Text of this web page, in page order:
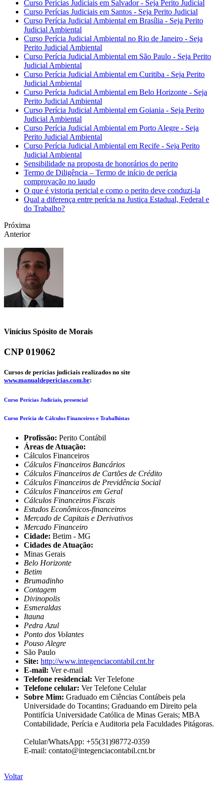
Curso Perícias Judiciais em Salvador - Seja Perito Judicial
Curso Perícias Judiciais em Santos - Seja Perito Judicial
Curso Perícia Judicial Ambiental em Brasília - Seja Perito
Judicial Ambiental
Curso Perícia Judicial Ambiental no Rio de Janeiro - Seja
Perito Judicial Ambiental
Curso Perícia Judicial Ambiental em São Paulo - Seja Perito
Judicial Ambiental
Curso Perícia Judicial Ambiental em Curitiba - Seja Perito
Judicial Ambiental
Curso Perícia Judicial Ambiental em Belo Horizonte - Seja
Perito Judicial Ambiental
Curso Perícia Judicial Ambiental em Goiania - Seja Perito
Judicial Ambiental
Curso Perícia Judicial Ambiental em Porto Alegre - Seja
Perito Judicial Ambiental
Curso Perícia Judicial Ambiental em Recife - Seja Perito
Judicial Ambiental
Sensibilidade na proposta de honorários do perito
Termo de Diligência – Termo de início de perícia
comprovação no laudo
O que é vistoria pericial e como o perito deve conduzi-la
Qual a diferença entre perícia na Justiça Estadual, Federal e
do Trabalho?
Próxima
Anterior
Vinícius Spósito de Morais
CNP 019062
Cursos de perícias judiciais realizados no site
www.manualdepericias.com.br:
Curso Perícias Judiciais, presencial
Curso Perícia de Cálculos Financeiros e Trabalhistas
Profissão: Perito Contábil
Áreas de Atuação:
Cálculos Financeiros
Cálculos Financeiros Bancários
Cálculos Financeiros de Cartões de Crédito
Cálculos Financeiros de Previdência Social
Cálculos Financeiros em Geral
Cálculos Financeiros Fiscais
Estudos Econômicos-financeiros
Mercado de Capitais e Derivativos
Mercado Financeiro
Cidade: Betim - MG
Cidades de Atuação:
Minas Gerais
Belo Horizonte
Betim
Brumadinho
Contagem
Divinopolis
Esmeraldas
Itauna
Pedra Azul
Ponto dos Volantes
Pouso Alegre
São Paulo
Site: http://www.integenciacontabil.cnt.br
E-mail: Ver e-mail
Telefone residencial: Ver Telefone
Telefone celular: Ver Telefone Celular
Sobre Mim: Graduado em Ciências Contábeis pela
Universidade do Tocantins; Graduando em Direito pela
Pontifícia Universidade Católica de Minas Gerais; MBA
Contabilidade, Perícia e Auditoria pela Faculdades Pitágoras.
Celular/WhatsApp: +55(31)98772-0359
E-mail: contato@integenciacontabil.cnt.br
Voltar